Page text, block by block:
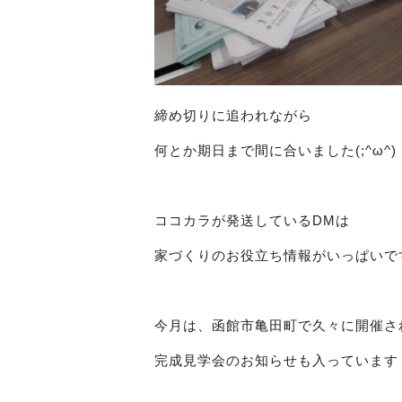
締め切りに追われながら
何とか期日まで間に合いました(;^ω^)
ココカラが発送しているDMは
家づくりのお役立ち情報がいっぱいで
今月は、函館市亀田町で久々に開催さ
完成見学会のお知らせも入っています